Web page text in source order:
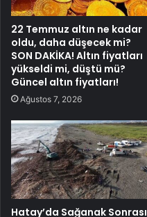
22 Temmuz altın ne kadar
oldu, daha düşecek mi?
SON DAKİKA! Altın fiyatları
yükseldi mi, düştü mü?
Güncel altın fiyatları!
Ağustos 7, 2026
Hatay’da Sağanak Sonrası